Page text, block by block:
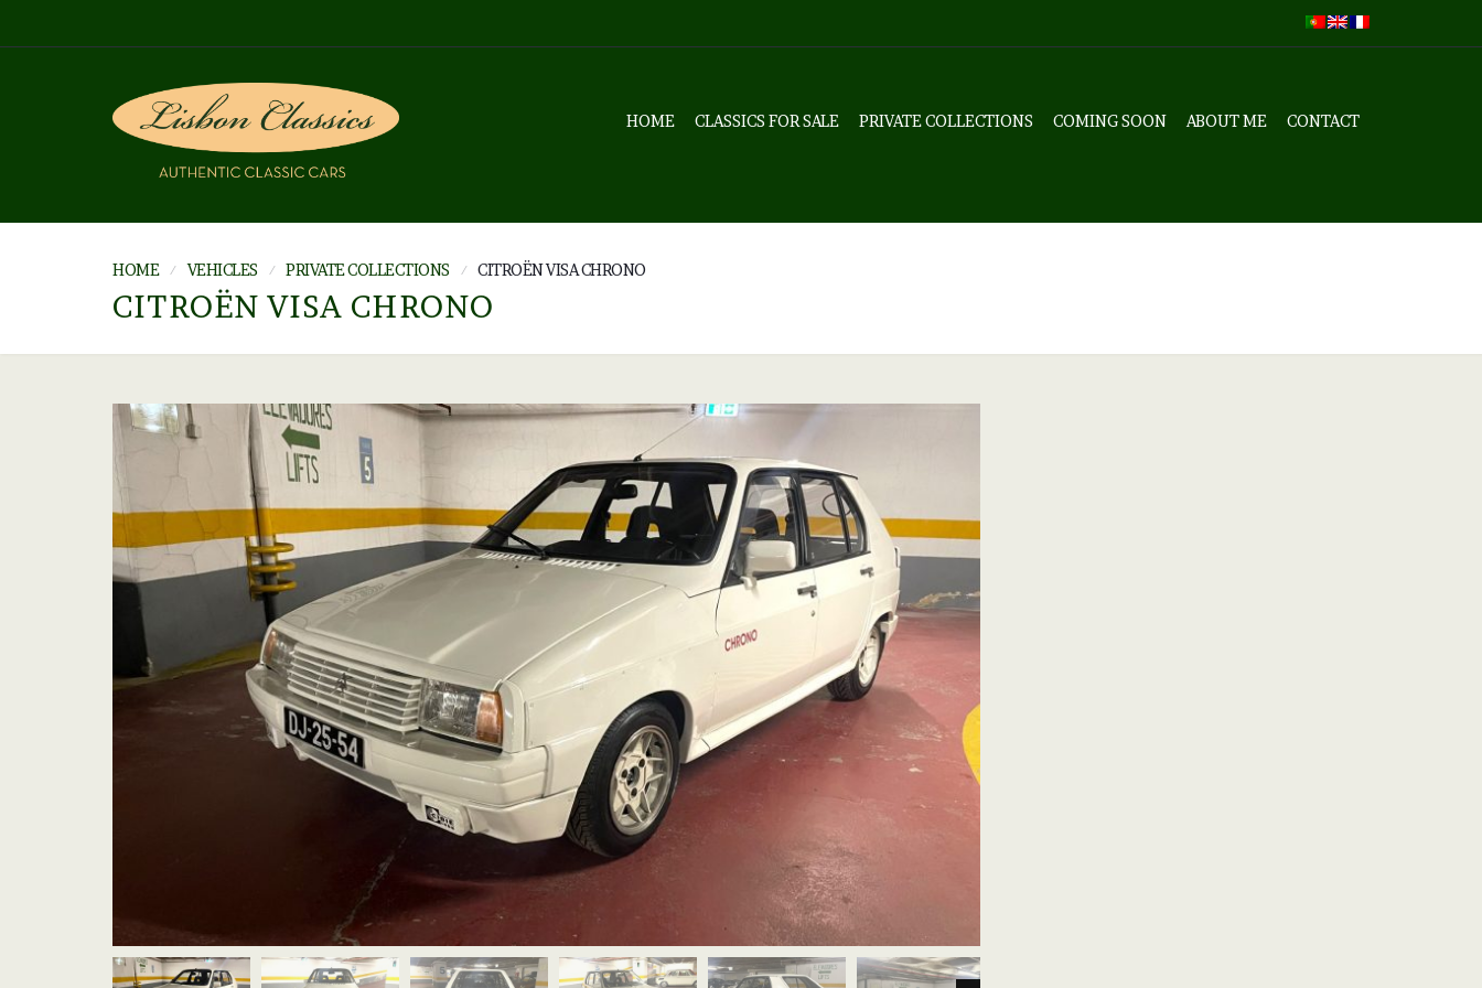
HOME CLASSICS FOR SALE PRIVATE COLLECTIONS COMING SOON ABOUT ME CONTACT
HOME VEHICLES PRIVATE COLLECTIONS CITROËN VISA CHRONO
CITROËN VISA CHRONO